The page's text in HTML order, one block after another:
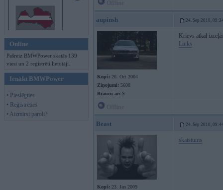
Online
Pašreiz BMWPower skatās 139
viesi un 2 reģistrēti lietotāji.
Ienākt BMWPower
• Pieslēgties
• Reģistrēties
• Aizmirsi paroli?
aupinsh 24. Sep 2010,
Kopš: 26. Oct 2004
Ziņojumi: 5608
Braucu ar: S
Krievs atkal
Links
Beast 24. Sep 2010,
Kopš: 23. Jan 2009
skaistums